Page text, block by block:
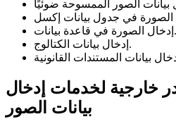
إدخال الصورة في قاعدة بيانات.
إدخال بيانات الكتالوج.
خارجية لخدمات إدخال
بيانات الصور